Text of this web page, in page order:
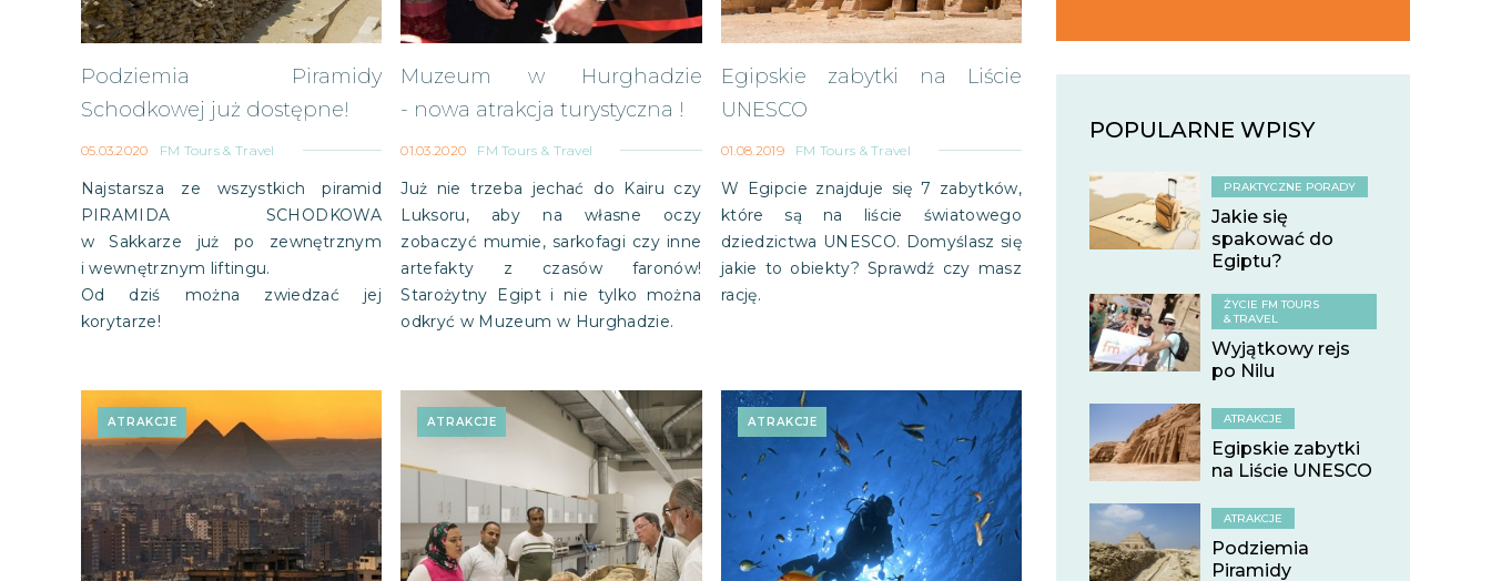
Podziemia Piramidy
Schodkowej już dostępne!
05.03.2020 FM Tours & Travel
Najstarsza ze wszystkich piramid
PIRAMIDA SCHODKOWA
w Sakkarze już po zewnętrznym
i wewnętrznym liftingu.
Od dziś można zwiedzać jej
korytarze!
Muzeum w Hurghadzie
- nowa atrakcja turystyczna !
01.03.2020 FM Tours & Travel
Już nie trzeba jechać do Kairu czy
Luksoru, aby na własne oczy
zobaczyć mumie, sarkofagi czy inne
artefakty z czasów faronów!
Starożytny Egipt i nie tylko można
odkryć w Muzeum w Hurghadzie.
Egipskie zabytki na Liście
UNESCO
01.08.2019 FM Tours & Travel
W Egipcie znajduje się 7 zabytków,
które są na liście światowego
dziedzictwa UNESCO. Domyślasz się
jakie to obiekty? Sprawdź czy masz
rację.
ATRAKCJE ATRAKCJE ATRAKCJE
POPULARNE WPISY
PRAKTYCZNE PORADY
Jakie się
spakować do
Egiptu?
ŻYCIE FM TOURS
& TRAVEL
Wyjątkowy rejs
po Nilu
ATRAKCJE
Egipskie zabytki
na Liście UNESCO
ATRAKCJE
Podziemia
Piramidy